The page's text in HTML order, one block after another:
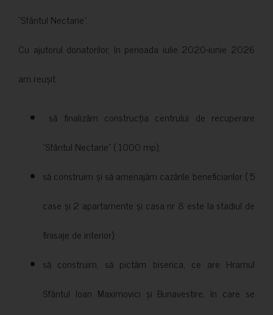
”Sfântul Nectarie”.
Cu ajutorul donatorilor, în perioada iulie 2020-iunie 2026
am reușit:
să finalizăm construcția centrului de recuperare
”Sfântul Nectarie” ( 1000 mp);
să construim și să amenajăm cazările beneficiarilor ( 5
case și 2 apartamente și casa nr 8 este la stadiul de
finisaje de interior);
să construim, să pictăm biserica, ce are Hramul
Sfântul Ioan Maximovici și Bunavestire, în care se